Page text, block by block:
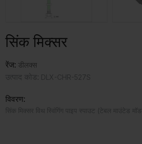
सिंक मिक्सर
रेंज: डीलक्स
विवरण: